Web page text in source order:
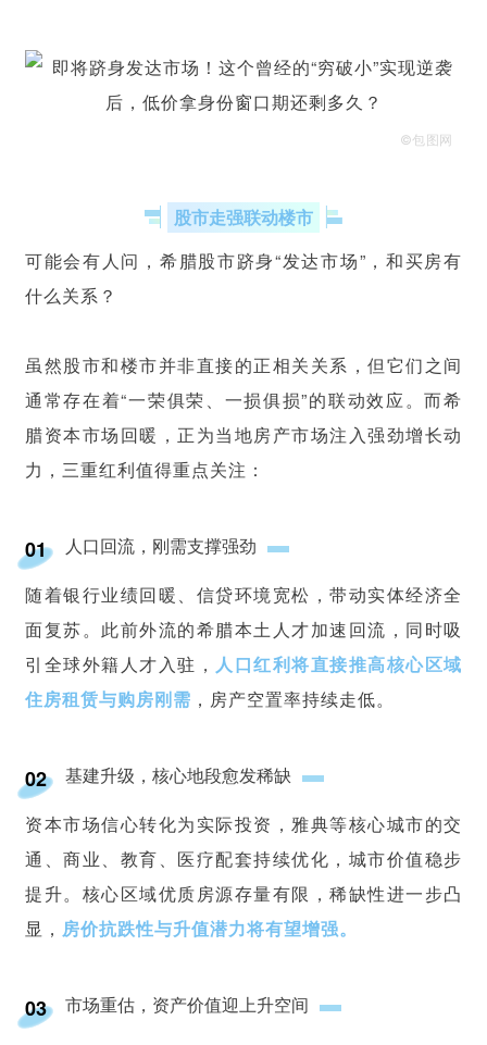
©包图网
股市走强联动楼市
可能会有人问，希腊股市跻身“发达市场”，和买房有
什么关系？
虽然股市和楼市并非直接的正相关关系，但它们之间
通常存在着“一荣俱荣、一损俱损”的联动效应。而希
腊资本市场回暖，正为当地房产市场注入强劲增长动
力，三重红利值得重点关注：
01
人口回流，刚需支撑强劲
随着银行业绩回暖、信贷环境宽松，带动实体经济全
面复苏。此前外流的希腊本土人才加速回流，同时吸
引全球外籍人才入驻， 人口红利将直接推高核心区域
住房租赁与购房刚需 ，房产空置率持续走低。
02
基建升级，核心地段愈发稀缺
资本市场信心转化为实际投资，雅典等核心城市的交
通、商业、教育、医疗配套持续优化，城市价值稳步
提升。核心区域优质房源存量有限，稀缺性进一步凸
显， 房价抗跌性与升值潜力将有望增强。
03
市场重估，资产价值迎上升空间